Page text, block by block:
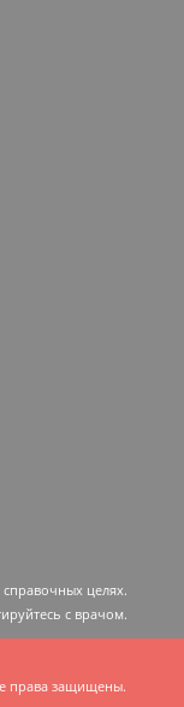
целях.
c врачом.
права защищены.